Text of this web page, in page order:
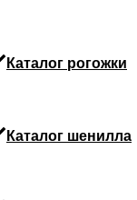
Каталог рогожки
Каталог шенилла